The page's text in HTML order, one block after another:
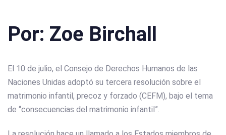
Por: Zoe Birchall
El 10 de julio, el Consejo de Derechos Humanos de las
Naciones Unidas adoptó su tercera resolución sobre el
matrimonio infantil, precoz y forzado (CEFM), bajo el tema
de “consecuencias del matrimonio infantil”.